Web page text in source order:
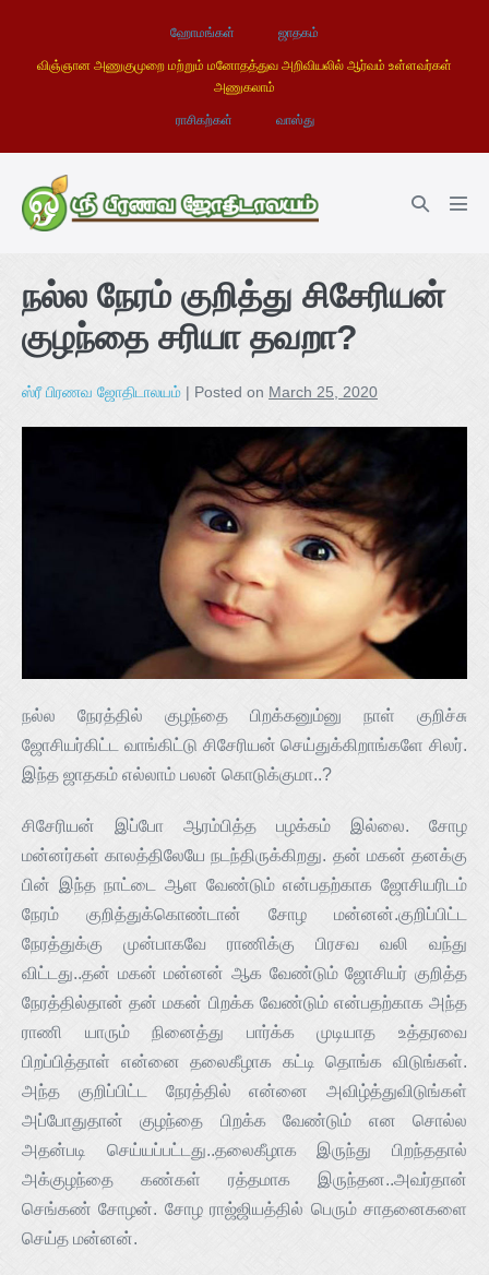
ஹோமங்கள் ஜாதகம்
விஞ்ஞான அணுகுமுறை மற்றும் மனோதத்துவ அறிவியலில் ஆர்வம் உள்ளவர்கள்
அணுகலாம்
ராசிகற்கள் வாஸ்து
நல்ல நேரம் குறித்து சிசேரியன்
குழந்தை சரியா தவறா?
ஸ்ரீ பிரணவ ஜோதிடாலயம் | Posted on March 25, 2020
நல்ல நேரத்தில் குழந்தை பிறக்கனும்னு நாள் குறிச்சு
ஜோசியர்கிட்ட வாங்கிட்டு சிசேரியன் செய்துக்கிறாங்களே சிலர்.
இந்த ஜாதகம் எல்லாம் பலன் கொடுக்குமா..?
சிசேரியன் இப்போ ஆரம்பித்த பழக்கம் இல்லை. சோழ
மன்னர்கள் காலத்திலேயே நடந்திருக்கிறது. தன் மகன் தனக்கு
பின் இந்த நாட்டை ஆள வேண்டும் என்பதற்காக ஜோசியரிடம்
நேரம் குறித்துக்கொண்டான் சோழ மன்னன்.குறிப்பிட்ட
நேரத்துக்கு முன்பாகவே ராணிக்கு பிரசவ வலி வந்து
விட்டது..தன் மகன் மன்னன் ஆக வேண்டும் ஜோசியர் குறித்த
நேரத்தில்தான் தன் மகன் பிறக்க வேண்டும் என்பதற்காக அந்த
ராணி யாரும் நினைத்து பார்க்க முடியாத உத்தரவை
பிறப்பித்தாள் என்னை தலைகீழாக கட்டி தொங்க விடுங்கள்.
அந்த குறிப்பிட்ட நேரத்தில் என்னை அவிழ்த்துவிடுங்கள்
அப்போதுதான் குழந்தை பிறக்க வேண்டும் என சொல்ல
அதன்படி செய்யப்பட்டது..தலைகீழாக இருந்து பிறந்ததால்
அக்குழந்தை கண்கள் ரத்தமாக இருந்தன..அவர்தான்
செங்கண் சோழன். சோழ ராஜ்ஜியத்தில் பெரும் சாதனைகளை
செய்த மன்னன்.